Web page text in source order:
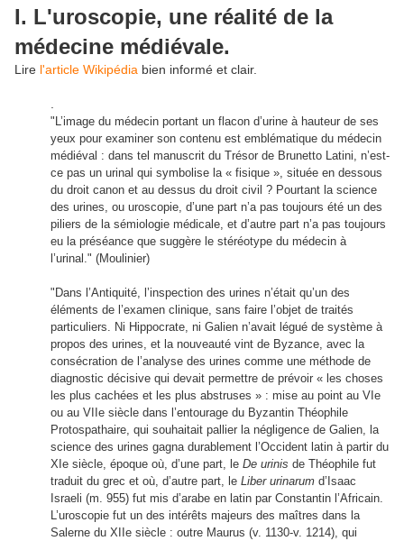
I. L'uroscopie, une réalité de la
médecine médiévale.
Lire l'article Wikipédia bien informé et clair.
"L’image du médecin portant un flacon d’urine à hauteur de ses
yeux pour examiner son contenu est emblématique du médecin
médiéval : dans tel manuscrit du Trésor de Brunetto Latini, n’est-
ce pas un urinal qui symbolise la « fisique », située en dessous
du droit canon et au dessus du droit civil ? Pourtant la science
des urines, ou uroscopie, d’une part n’a pas toujours été un des
piliers de la sémiologie médicale, et d’autre part n’a pas toujours
eu la préséance que suggère le stéréotype du médecin à
l’urinal." (Moulinier)
"Dans l’Antiquité, l’inspection des urines n’était qu’un des
éléments de l’examen clinique, sans faire l’objet de traités
particuliers. Ni Hippocrate, ni Galien n’avait légué de système à
propos des urines, et la nouveauté vint de Byzance, avec la
consécration de l’analyse des urines comme une méthode de
diagnostic décisive qui devait permettre de prévoir « les choses
les plus cachées et les plus abstruses » : mise au point au VIe
ou au VIIe siècle dans l’entourage du Byzantin Théophile
Protospathaire, qui souhaitait pallier la négligence de Galien, la
science des urines gagna durablement l’Occident latin à partir du
XIe siècle, époque où, d’une part, le De urinis de Théophile fut
traduit du grec et où, d’autre part, le Liber urinarum d’Isaac
Israeli (m. 955) fut mis d’arabe en latin par Constantin l’Africain.
L’uroscopie fut un des intérêts majeurs des maîtres dans la
Salerne du XIIe siècle : outre Maurus (v. 1130-v. 1214), qui